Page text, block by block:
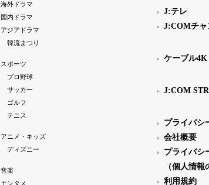
海外ドラマ
国内ドラマ
アジアドラマ
韓流まつり
スポーツ
プロ野球
サッカー
ゴルフ
テニス
アニメ・キッズ
ディズニー
音楽
エンタメ
J:テレ
J:COMチャ
ケーブル4K
J:COM
プライバシ
会社概要
プライバシ
（個人情報
利用規約